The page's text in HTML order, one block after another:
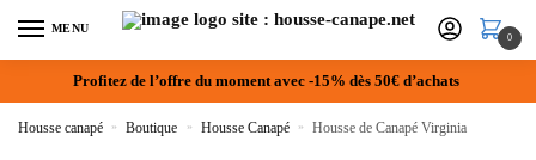
MENU
0
Profitez de l’offre du moment avec -15% dès 50€ d’achats
Housse canapé » Boutique » Housse Canapé » Housse de Canapé Virginia